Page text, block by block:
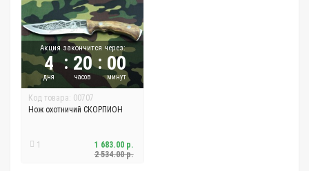
Акция закончится через:
4
дня
: 20
часов
: 00
минут
Код товара: 00707
Нож охотничий СКОРПИОН
1
2 534.00 р.
1 683.00 р.